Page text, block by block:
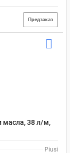
Предзаказ
масла, 38 л/м,
Piusi